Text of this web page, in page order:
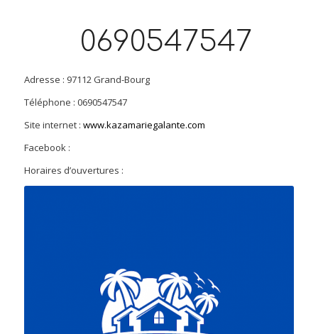
0690547547
Adresse : 97112 Grand-Bourg
Téléphone : 0690547547
Site internet : www.kazamariegalante.com
Facebook :
Horaires d’ouvertures :